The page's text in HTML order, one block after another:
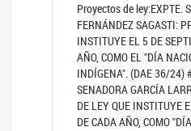
Proyectos de ley:EXPTE.
FERNÁNDEZ SAGASTI:
INSTITUYE EL 5 DE
AÑO, COMO EL "DÍA
INDÍGENA". (DAE 36/24)
SENADORA GARCÍA
DE LEY QUE INSTITUYE
DE CADA AÑO, COMO